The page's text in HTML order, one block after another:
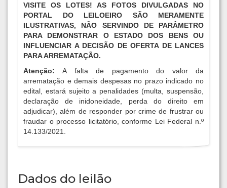
VISITE OS LOTES! AS FOTOS DIVULGADAS NO
PORTAL DO LEILOEIRO SÃO MERAMENTE
ILUSTRATIVAS, NÃO SERVINDO DE PARÂMETRO
PARA DEMONSTRAR O ESTADO DOS BENS OU
INFLUENCIAR A DECISÃO DE OFERTA DE LANCES
PARA ARREMATAÇÃO.
Atenção:A falta de pagamento do valor da
arrematação e demais despesas no prazo indicado no
edital, estará sujeito a penalidades (multa, suspensão,
declaração de inidoneidade, perda do direito em
adjudicar), além de responder por crime de frustrar ou
fraudar o processo licitatório, conforme Lei Federal n.º
14.133/2021.
Dados do leilão